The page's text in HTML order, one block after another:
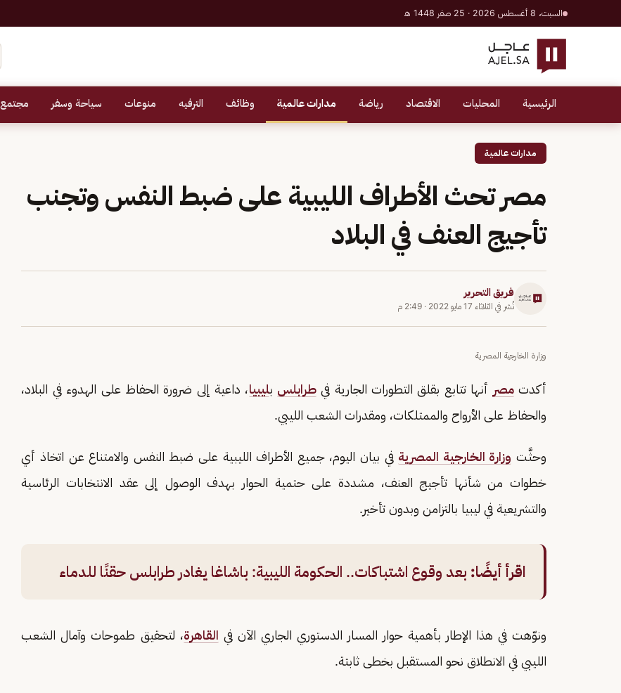
السبت، 8 أغسطس 2026 · 25 صفر 1448 هـ
الرئيسية المحليات الاقتصاد رياضة مدارات عالمية وظائف الترفيه منوعات سياحة وسفر مجتمع
مدارات عالمية
مصر تحث الأطراف الليبية على ضبط النفس وتجنب
تأجيج العنف في البلاد
فريق التحرير
نُشر في الثلاثاء 17 مايو 2022 · 2:49 م
وزارة الخارجية المصرية
أكدتمصر أنها تتابع بقلق التطورات الجارية فيطرابلس بليبيا، داعية إلى ضرورة الحفاظ على الهدوء في البلاد،
والحفاظ على الأرواح والممتلكات، ومقدرات الشعب الليبي.
وحثَّت وزارة الخارجية المصرية في بيان اليوم، جميع الأطراف الليبية على ضبط النفس والامتناع عن اتخاذ أي
خطوات من شأنها تأجيج العنف، مشددة على حتمية الحوار بهدف الوصول إلى عقد الانتخابات الرئاسية
والتشريعية في ليبيا بالتزامن وبدون تأخير.
اقرأ أيضًا: بعد وقوع اشتباكات.. الحكومة الليبية: باشاغا يغادر طرابلس حقنًا للدماء
ونوّهت في هذا الإطار بأهمية حوار المسار الدستوري الجاري الآن في القاهرة، لتحقيق طموحات وآمال الشعب
الليبي في الانطلاق نحو المستقبل بخطى ثابتة.